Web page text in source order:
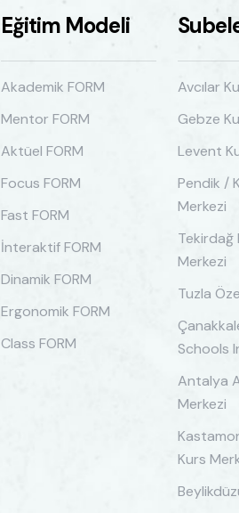
Eğitim Modeli
Akademik FORM
Mentor FORM
Aktüel FORM
Focus FORM
Fast FORM
İnteraktif FORM
Dinamik FORM
Ergonomik FORM
Class FORM
Avcılar
Gebze
Levent
Pendik /
Merkezi
Tekirdağ
Merkezi
Tuzla
Schools
Antalya
Merkezi
Kurs